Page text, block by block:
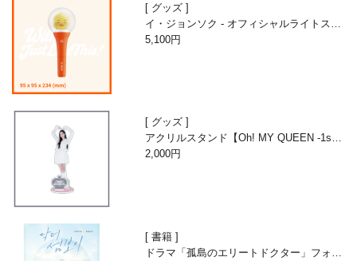
グッズ
イ・ジョンソク - オフィシャルライトステ
ィック
5,100円
グッズ
アクリルスタンド【Oh! MY QUEEN -1st A
nniversary with Beans-】
2,000円
書籍
ドラマ「孤島のエリートドクター」フォト